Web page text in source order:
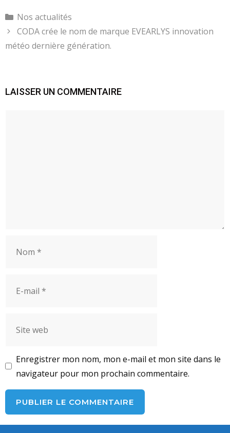
Catégories
Nos actualités
CODA crée le nom de marque EVEARLYS innovation
météo dernière génération.
LAISSER UN COMMENTAIRE
mail
web
Enregistrer mon nom, mon e-mail et mon site dans le
navigateur pour mon prochain commentaire.